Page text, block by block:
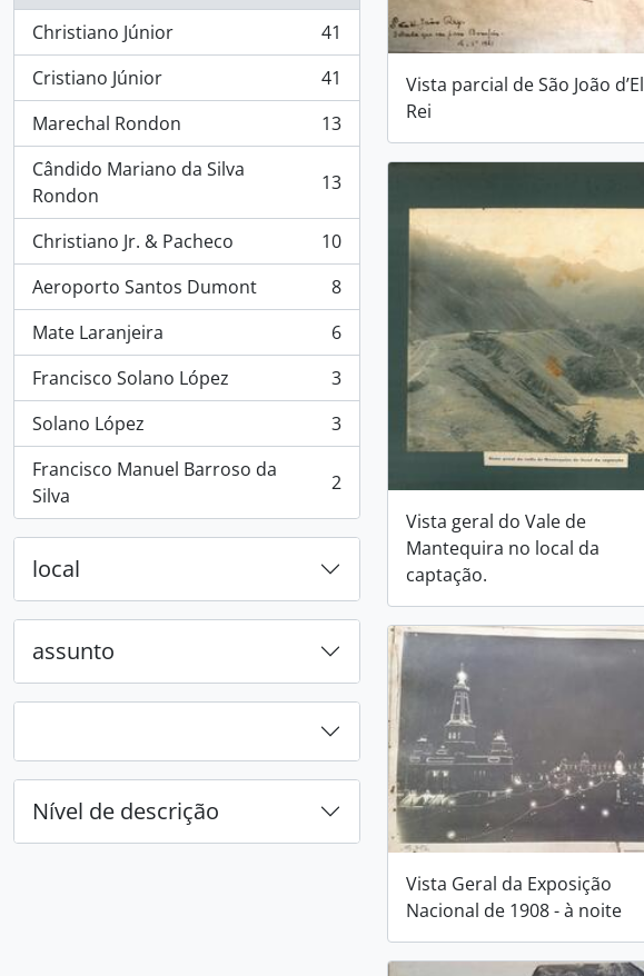
Christiano Júnior
, 41 resultados
41
Cristiano Júnior
, 41 resultados
41
Marechal Rondon
, 13 resultados
13
Cândido Mariano da Silva
Rondon
, 13 resultados 13
Christiano Jr. & Pacheco
, 10 resultados
10
Aeroporto Santos Dumont
, 8 resultados
8
Mate Laranjeira
, 6 resultados
6
Francisco Solano López
, 3 resultados
3
Solano López
, 3 resultados
3
Francisco Manuel Barroso da
Silva
, 2 resultados 2
local
assunto
Nível de descrição
Vista parcial de São João d’El
Rei
Vista geral do Vale de
Mantequira no local da
captação.
Vista Geral da Exposição
Nacional de 1908 - à noite